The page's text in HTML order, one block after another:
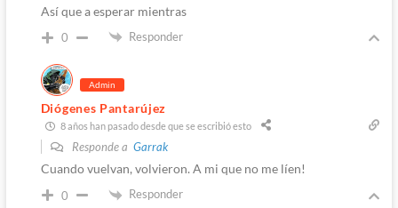
Así que a esperar mientras
0 Responder
Admin
Diógenes Pantarújez
8 años han pasado desde que se escribió esto
Responde a Garrak
Cuando vuelvan, volvieron. A mi que no me líen!
0 Responder